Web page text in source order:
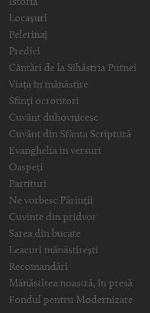
Istoria
Locașuri
Pelerinaj
Predici
Cântări de la Sihăstria Putnei
Viața în mănăstire
Sfinți ocrotitori
Cuvânt duhovnicesc
Cuvânt din Sfânta Scriptură
Evanghelia in versuri
Oaspeți
Partituri
Ne vorbesc Părinții
Cuvinte din pridvor
Sarea din bucate
Leacuri mănăstirești
Recomandări
Mănăstirea noastră, în presă
Fondul pentru Modernizare